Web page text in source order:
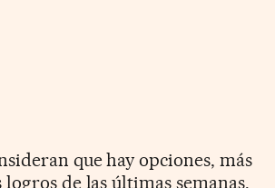
que hay opciones, más
logros de las últimas semanas.